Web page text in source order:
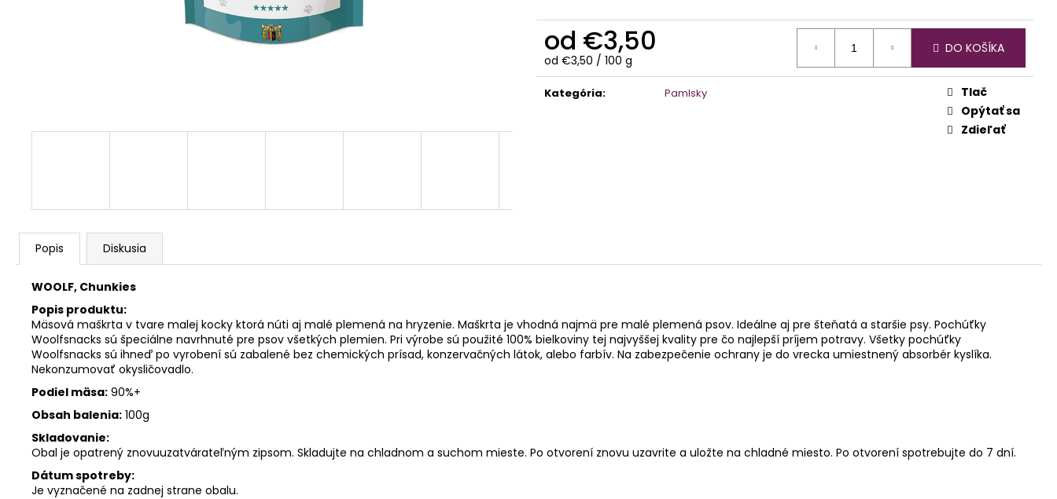
od €3,50
Jednotková
cena:
od €3,50 / 100 g
DO KOŠÍKA
Kategória: Pamlsky
Tlač
Opýtať sa
Zdieľať
Popis Diskusia
WOOLF, Chunkies
Popis produktu:
Mäsová maškrta v tvare malej kocky ktorá núti aj malé plemená na hryzenie. Maškrta je vhodná najmä pre malé plemená psov. Ideálne aj pre šteňatá a staršie psy. Pochúťky
Woolfsnacks sú špeciálne navrhnuté pre psov všetkých plemien. Pri výrobe sú použité 100% bielkoviny tej najvyššej kvality pre čo najlepší príjem potravy. Všetky pochúťky
Woolfsnacks sú ihneď po vyrobení sú zabalené bez chemických prísad, konzervačných látok, alebo farbív. Na zabezpečenie ochrany je do vrecka umiestnený absorbér kyslíka.
Nekonzumovať okysličovadlo.
Podiel mäsa: 90%+
Obsah balenia: 100g
Skladovanie:
Obal je opatrený znovuuzatvárateľným zipsom. Skladujte na chladnom a suchom mieste. Po otvorení znovu uzavrite a uložte na chladné miesto. Po otvorení spotrebujte do 7 dní.
Dátum spotreby:
Je vyznačené na zadnej strane obalu.
€10,90
€14,40